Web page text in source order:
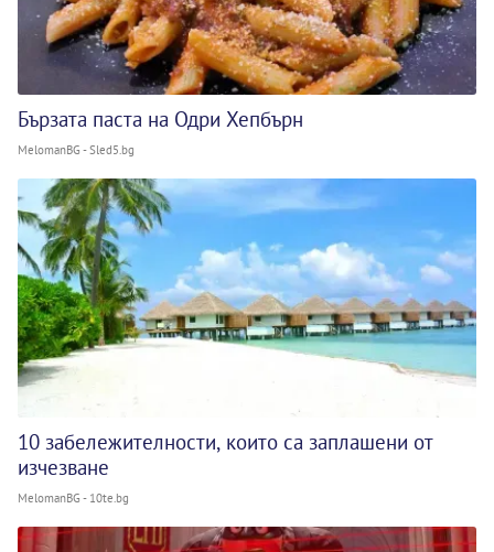
Бързата паста на Одри Хепбърн
MelomanBG - Sled5.bg
10 забележителности, които са заплашени от
изчезване
MelomanBG - 10te.bg